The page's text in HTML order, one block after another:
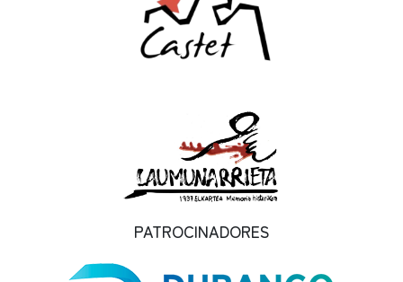
PATROCINADORES